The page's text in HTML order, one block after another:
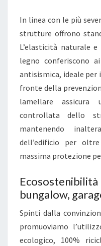
In linea con le più
strutture offrono
L’elasticità naturale
legno conferiscono
antisismica, ideale
fronte della
lamellare
controllata dello
mantenendo
dell’edificio per
massima protezione
bungalow,
Spinti dalla
promuoviamo
ecologico, 100%